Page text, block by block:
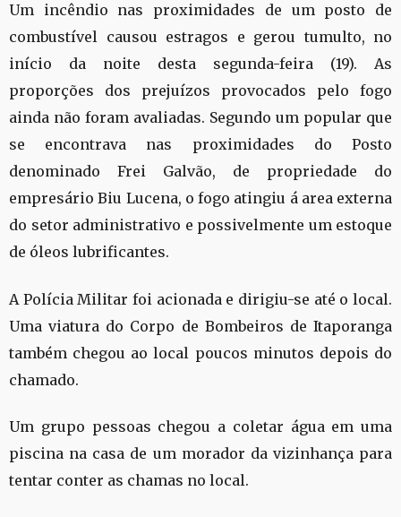
Um incêndio nas proximidades de um posto de
combustível causou estragos e gerou tumulto, no
início da noite desta segunda-feira (19). As
proporções dos prejuízos provocados pelo fogo
ainda não foram avaliadas. Segundo um popular que
se encontrava nas proximidades do Posto
denominado Frei Galvão, de propriedade do
empresário Biu Lucena, o fogo atingiu á area externa
do setor administrativo e possivelmente um estoque
de óleos lubrificantes.
A Polícia Militar foi acionada e dirigiu-se até o local.
Uma viatura do Corpo de Bombeiros de Itaporanga
também chegou ao local poucos minutos depois do
chamado.
Um grupo pessoas chegou a coletar água em uma
piscina na casa de um morador da vizinhança para
tentar conter as chamas no local.